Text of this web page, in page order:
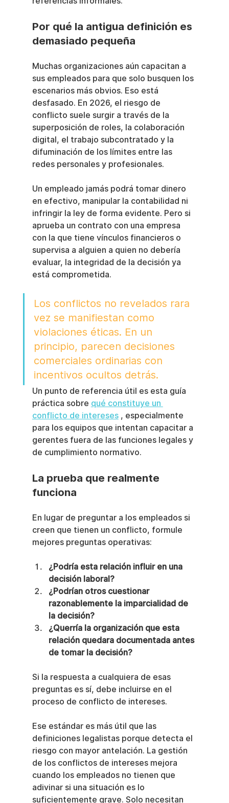
Por qué la antigua definición es
demasiado pequeña
Muchas organizaciones aún capacitan a
sus empleados para que solo busquen los
escenarios más obvios. Eso está
desfasado. En 2026, el riesgo de
conflicto suele surgir a través de la
superposición de roles, la colaboración
digital, el trabajo subcontratado y la
difuminación de los límites entre las
redes personales y profesionales.
Un empleado jamás podrá tomar dinero
en efectivo, manipular la contabilidad ni
infringir la ley de forma evidente. Pero si
aprueba un contrato con una empresa
con la que tiene vínculos financieros o
supervisa a alguien a quien no debería
evaluar, la integridad de la decisión ya
está comprometida.
Los conflictos no revelados rara
vez se manifiestan como
violaciones éticas. En un
principio, parecen decisiones
comerciales ordinarias con
incentivos ocultos detrás.
Un punto de referencia útil es esta guía
práctica sobre qué constituye un
conflicto de intereses , especialmente
para los equipos que intentan capacitar a
gerentes fuera de las funciones legales y
de cumplimiento normativo.
La prueba que realmente
funciona
En lugar de preguntar a los empleados si
creen que tienen un conflicto, formule
mejores preguntas operativas:
¿Podría esta relación influir en una
decisión laboral?
¿Podrían otros cuestionar
razonablemente la imparcialidad de
la decisión?
¿Querría la organización que esta
relación quedara documentada antes
de tomar la decisión?
Si la respuesta a cualquiera de esas
preguntas es sí, debe incluirse en el
proceso de conflicto de intereses.
Ese estándar es más útil que las
definiciones legalistas porque detecta el
riesgo con mayor antelación. La gestión
de los conflictos de intereses mejora
cuando los empleados no tienen que
adivinar si una situación es lo
suficientemente grave. Solo necesitan